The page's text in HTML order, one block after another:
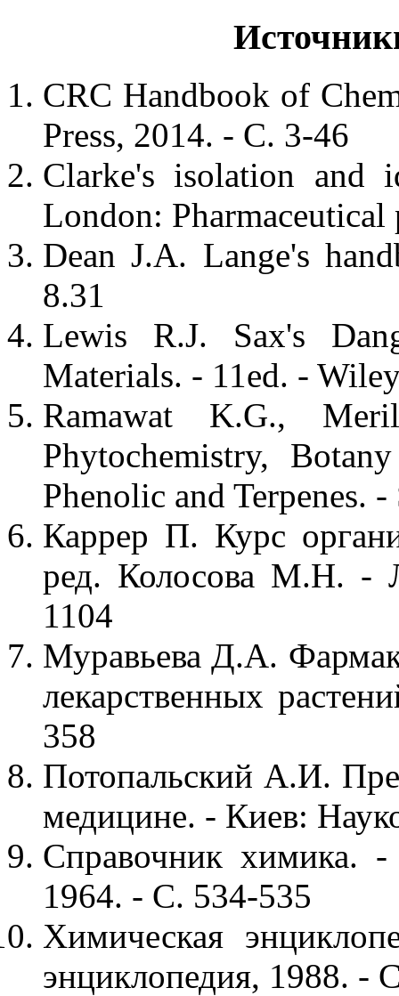
CRC Handbook of
Press, 2014. - С. 3-46
Clarke's isolation and
London:
Dean J.A. Lange's
8.31
Lewis R.J. Sax's
Materials. - 11ed. -
Ramawat K.G.,
Phytochemistry,
Phenolic and Terpenes.
Каррер П. Курс
ред. Колосова М.Н.
1104
Муравьева Д.А.
лекарственных
358
Потопальский А.И.
медицине. - Киев:
Справочник
1964. - С. 534-535
Химическая
энциклопедия, 1988. -